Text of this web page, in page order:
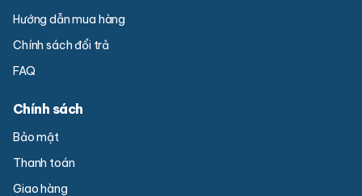
Hướng dẫn mua hàng
Chính sách đổi trả
FAQ
Chính sách
Bảo mật
Thanh toán
Giao hàng